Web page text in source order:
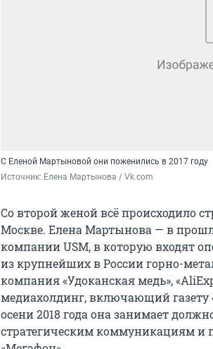
С Еленой Мартыновой они поженились в 2017 году
Источник: Елена Мартынова / Vk.com
Со второй женой всё происходило
Москве. Елена Мартынова — в
компании USM, в которую входят
из крупнейших в России горно-
компания «Удоканская медь»,
медиахолдинг, включающий газету
осени 2018 года она занимает
стратегическим коммуникациям